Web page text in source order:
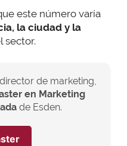
este número varía
la ciudad y la
sector.
de marketing,
en Marketing
de Esden.